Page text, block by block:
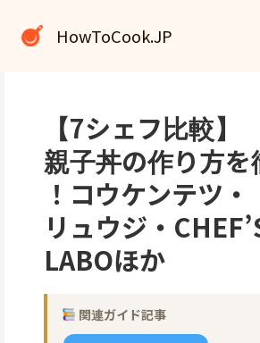
HowToCook.JP
【7シェフ比較】
親子丼の作り方を
！コウケンテツ・
リュウジ・
LABOほか
関連ガイド記事